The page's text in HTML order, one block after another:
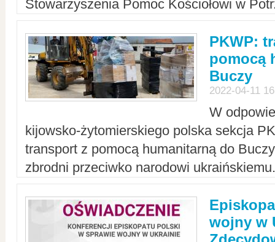
Stowarzyszenia Pomoc Kościołowi w
PKWP:
pomocą
Buczy
2022-04-11
W
kijowsko-żytomierskiego polska sekcja
transport z pomocą humanitarną do
zbrodni przeciwko narodowi
wojny w